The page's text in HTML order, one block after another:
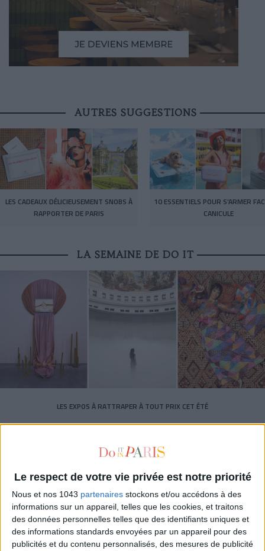
Le respect de votre vie privée est notre priorité
Nous et nos 1043 partenaires stockons et/ou accédons à des
informations sur un appareil, telles que les cookies, et traitons
des données personnelles telles que des identifiants uniques et
des informations standards envoyées par un appareil pour des
publicités et du contenu personnalisés, des mesures de publicité
AUTRES SUGGESTIONS
LES CADEAUX DÉLICIEUSEMENT SNOBS À
RAPPORTER DE PARIS
10 ESSENTIELS POUR S’ARMER
CANICULE
LA SEMAINE DE DO IT
LES EXPOS À RATTRAPER À TOUT PRIX CET ÉTÉ